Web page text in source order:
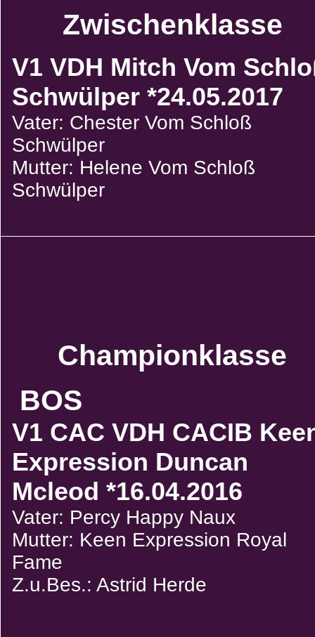
Zwischenklasse
V1 VDH Mitch Vom
Schwülper *24.05.2017
Vater: Chester Vom Schloß
Schwülper
Mutter: Helene Vom Schloß
Schwülper
Championklasse
BOS
V1 CAC VDH CACIB
Expression Duncan
Mcleod *16.04.2016
Vater: Percy Happy Naux
Mutter: Keen Expression Royal
Fame
Z.u.Bes.: Astrid Herde